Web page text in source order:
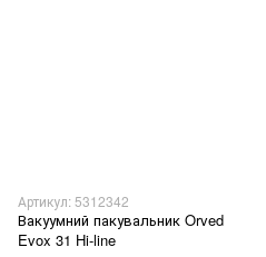
Артикул: 5312342
Вакуумний пакувальник Orved
Evox 31 Hi-line